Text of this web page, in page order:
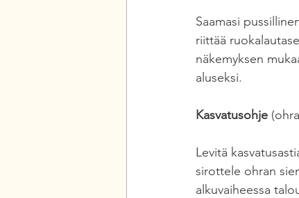
Saamasi
riittää
näkemyksen
aluseksi.
Kasvatusohje
Levitä
sirottele ohran
alkuvaiheessa